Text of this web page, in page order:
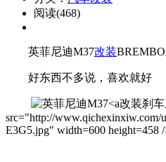
阅读(468)
英菲尼迪M37改装
好东西不多说，喜欢就好
改装刹
src="http://www.qichexinxiw.com/
E3G5.jpg" width=600 height=458